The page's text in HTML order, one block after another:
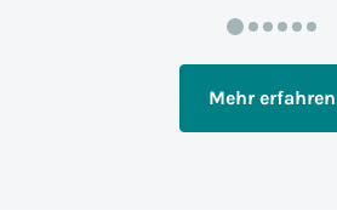
Mehr erfahren